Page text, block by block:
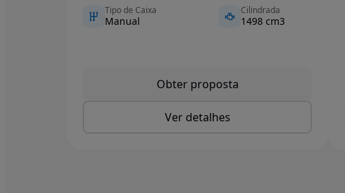
Tipo de Caixa
Manual
Cilindrada
1498 cm3
Obter proposta
Ver detalhes